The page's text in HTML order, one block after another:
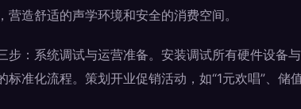
营造舒适的声学环境和安全的消费空间。
步：系统调试与运营准备。安装调试所有硬件设备
标准化流程。策划开业促销活动，如“1元欢唱”、储